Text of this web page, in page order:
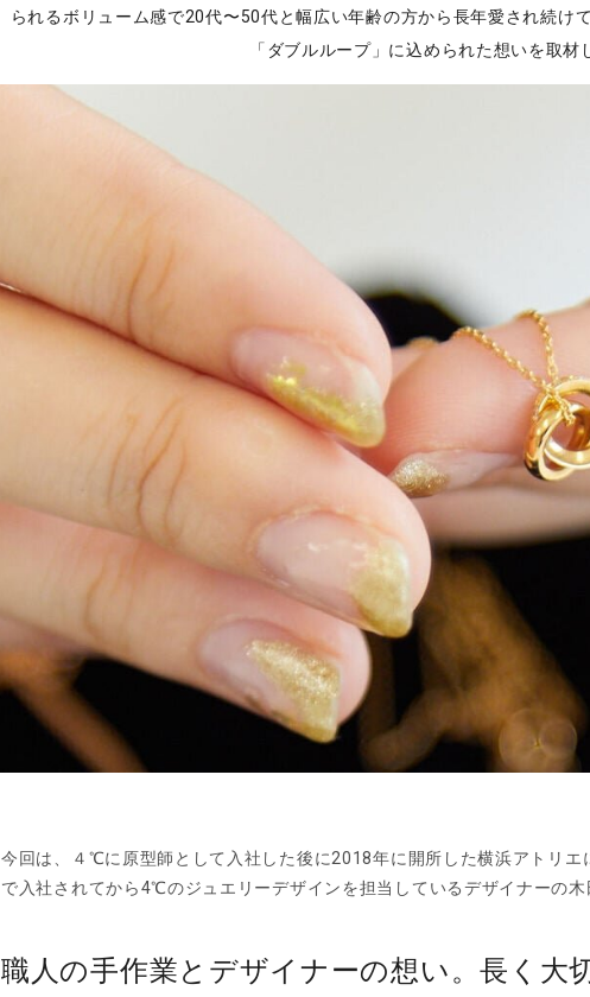
られるボリューム感で20代〜50代と幅広い年齢の方から長年愛され続け
「ダブルループ」に込められた想いを取材
今回は、４℃に原型師として入社した後に2018年に開所した横浜アトリ
で入社されてから4℃のジュエリーデザインを担当しているデザイナーの木
職人の手作業とデザイナーの想い。長く大